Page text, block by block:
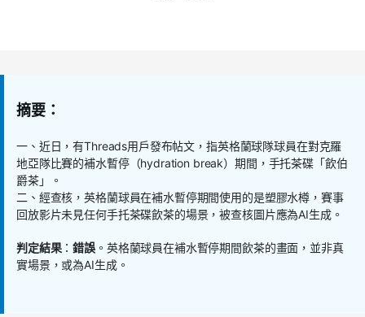
摘要：
一、近日，有Threads用戶發布帖文，指英格蘭球隊球員在對克羅
地亞隊比賽的補水暫停（hydration break）期間，手托茶碟「飲伯
爵茶」。
二、經查核，英格蘭球員在補水暫停期間使用的是塑膠水樽，賽事
回放影片未見任何手托茶碟飲茶的場景，被查核圖片應為AI生成。
判定結果：錯誤。英格蘭球員在補水暫停期間飲茶的畫面，並非真
實場景，或為AI生成。